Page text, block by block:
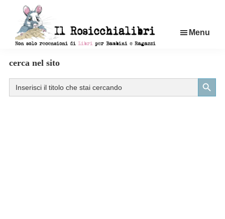
contenuto
di
libri
per
Menu
cerca nel sito
Search
for:
Search Button